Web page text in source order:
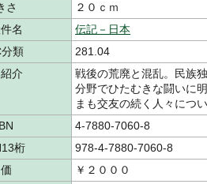
さ
２０ｃｍ
名
伝記－日本
類
281.04
介
戦後の荒廃と混乱。民族
分野でひたむきな闘いに
まも交友の続く人々につ
4-7880-7060-8
桁
978-4-7880-7060-8
￥２０００